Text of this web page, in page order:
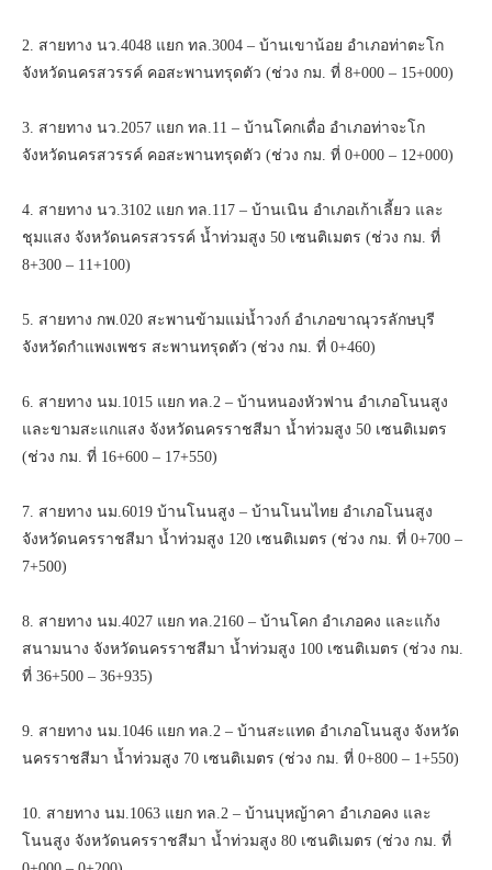
2. สายทาง นว.4048 แยก ทล.3004 – บ้านเขาน้อย อำเภอท่าตะโก
จังหวัดนครสวรรค์ คอสะพานทรุดตัว (ช่วง กม. ที่ 8+000 – 15+000)
3. สายทาง นว.2057 แยก ทล.11 – บ้านโคกเดื่อ อำเภอท่าจะโก
จังหวัดนครสวรรค์ คอสะพานทรุดตัว (ช่วง กม. ที่ 0+000 – 12+000)
4. สายทาง นว.3102 แยก ทล.117 – บ้านเนิน อำเภอเก้าเลี้ยว และ
ชุมแสง จังหวัดนครสวรรค์ น้ำท่วมสูง 50 เซนติเมตร (ช่วง กม. ที่
8+300 – 11+100)
5. สายทาง กพ.020 สะพานข้ามแม่น้ำวงก์ อำเภอขาณุวรลักษบุรี
จังหวัดกำแพงเพชร สะพานทรุดตัว (ช่วง กม. ที่ 0+460)
6. สายทาง นม.1015 แยก ทล.2 – บ้านหนองหัวฟาน อำเภอโนนสูง
และขามสะแกแสง จังหวัดนครราชสีมา น้ำท่วมสูง 50 เซนติเมตร
(ช่วง กม. ที่ 16+600 – 17+550)
7. สายทาง นม.6019 บ้านโนนสูง – บ้านโนนไทย อำเภอโนนสูง
จังหวัดนครราชสีมา น้ำท่วมสูง 120 เซนติเมตร (ช่วง กม. ที่ 0+700 –
7+500)
8. สายทาง นม.4027 แยก ทล.2160 – บ้านโคก อำเภอคง และแก้ง
สนามนาง จังหวัดนครราชสีมา น้ำท่วมสูง 100 เซนติเมตร (ช่วง กม.
ที่ 36+500 – 36+935)
9. สายทาง นม.1046 แยก ทล.2 – บ้านสะแทด อำเภอโนนสูง จังหวัด
นครราชสีมา น้ำท่วมสูง 70 เซนติเมตร (ช่วง กม. ที่ 0+800 – 1+550)
10. สายทาง นม.1063 แยก ทล.2 – บ้านบุหญ้าคา อำเภอคง และ
โนนสูง จังหวัดนครราชสีมา น้ำท่วมสูง 80 เซนติเมตร (ช่วง กม. ที่